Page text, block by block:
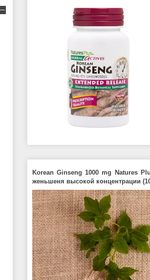
Korean Ginseng 1000 mg Natures
женьшеня высокой концентрации